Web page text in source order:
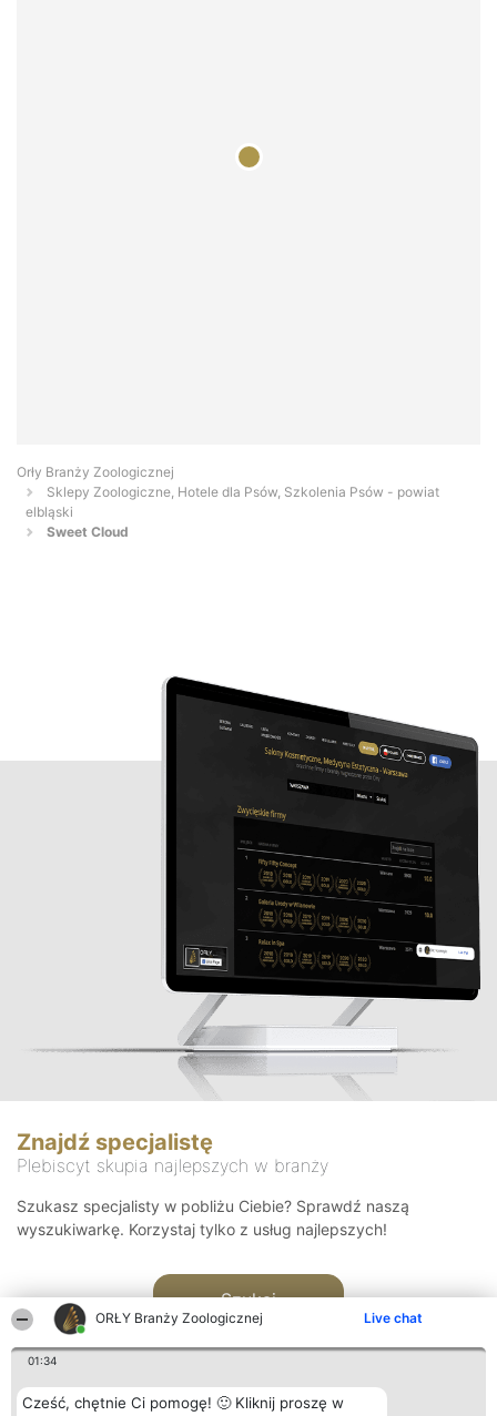
ORŁY Branży Zoologicznej Live chat
01:34
Cześć, chętnie Ci pomogę! 🙂 Kliknij proszę w
Orły Branży Zoologicznej
Sklepy Zoologiczne, Hotele dla Psów, Szkolenia Psów - powiat
elbląski
Sweet Cloud
Znajdź specjalistę
Plebiscyt skupia najlepszych w branży
Szukasz specjalisty w pobliżu Ciebie? Sprawdź naszą
wyszukiwarkę. Korzystaj tylko z usług najlepszych!
Szukaj